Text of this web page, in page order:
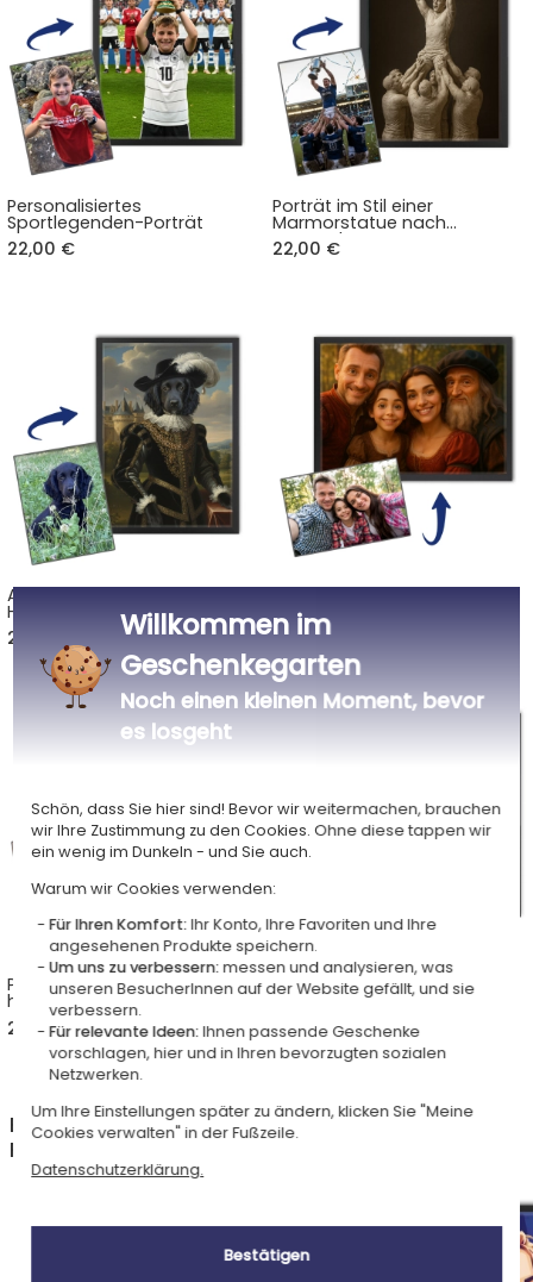
Personalisiertes
Sportlegenden-Porträt
22,00 €
Porträt im Stil einer
Marmorstatue nach
Fotovorlage
22,00 €
Ausgefallenes Porträt Ihres
Haustiers
22,00 €
historische Personen
basierend auf einem Foto
22,00 €
Porträt Umwandlung in
historische Figur - Frau
22,00 €
Porträt Umwandlung in
historische Figur - Mann
22,00 €
Entdecken Sie weitere Produkte aus der Kategorie
Personalisierte Porträts aus einem Foto
Willkommen im
Geschenkegarten
Noch einen kleinen Moment, bevor
es losgeht
Schön, dass Sie hier sind! Bevor wir weitermachen, brauchen
wir Ihre Zustimmung zu den Cookies. Ohne diese tappen wir
ein wenig im Dunkeln - und Sie auch.
Warum wir Cookies verwenden:
Für Ihren Komfort:Ihr Konto, Ihre Favoriten und Ihre
angesehenen Produkte speichern.
Um uns zu verbessern:messen und analysieren, was
unseren BesucherInnen auf der Website gefällt, und sie
verbessern.
Für relevante Ideen:Ihnen passende Geschenke
vorschlagen, hier und in Ihren bevorzugten sozialen
Netzwerken.
Um Ihre Einstellungen später zu ändern, klicken Sie "Meine
Cookies verwalten" in der Fußzeile.
Datenschutzerklärung.
Bestätigen